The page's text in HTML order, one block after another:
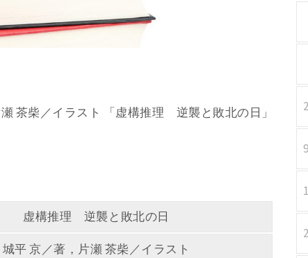
茶柴／イラスト 「虚構推理 逆襲と敗北の日」
虚構推理 逆襲と敗北の日
城平 京／著，片瀬 茶柴／イラスト